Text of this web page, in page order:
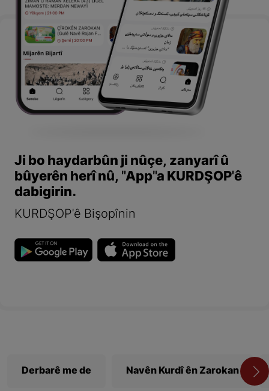
Ji bo haydarbûn ji nûçe, zanyarî û
bûyerên herî nû, "App"a KURDŞOP'ê
dabigirin.
KURDŞOP'ê Bişopînin
Derbarê me de Navên Kurdî ên Zarokan